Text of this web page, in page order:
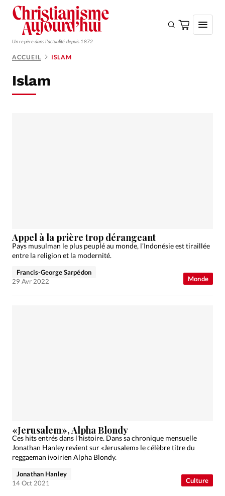
Un repère dans l'actualité depuis 1872
Monde
Devise:CHF
Tous les articles
Actualité chrétienne
ACCUEIL ISLAM
Islam
Monde
Appel à la prière trop dérangeant
Pays musulman le plus peuplé au monde, l’Indonésie est tiraillée
entre la religion et la modernité.
Francis-George Sarpédon
29 Avr 2022
Culture
«Jerusalem», Alpha Blondy
Ces hits entrés dans l'histoire. Dans sa chronique mensuelle
Jonathan Hanley revient sur «Jerusalem» le célèbre titre du
reggaeman ivoirien Alpha Blondy.
Jonathan Hanley
14 Oct 2021